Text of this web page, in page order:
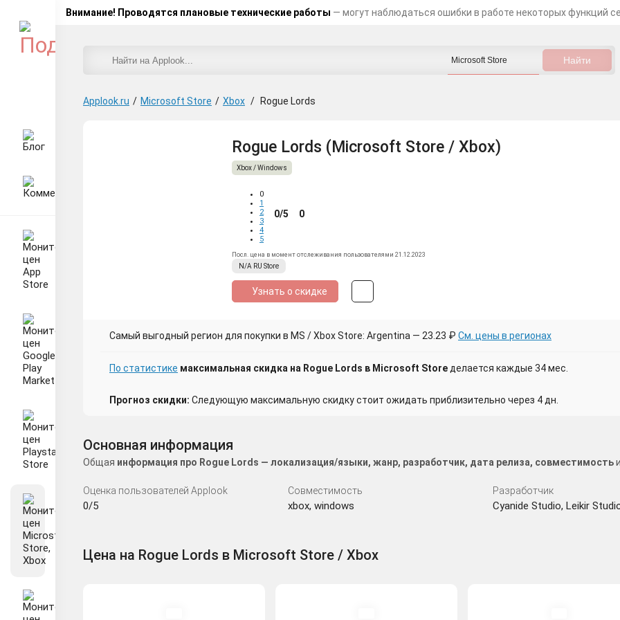
Внимание! Проводятся плановые технические работы — могут наблюдаться ошибки в работе некоторых функций
Applook.ru / Microsoft Store / Xbox / Rogue Lords
Rogue Lords (Microsoft Store / Xbox)
Xbox / Windows
0
1
2
3
4
5
0/5 0
Посл. цена в момент отслеживания пользователями 21.12.2023
N/A RU Store
Узнать о скидке
Самый выгодный регион для покупки в MS / Xbox Store: Argentina — 23.23 ₽ См. цены в регионах
По статистике максимальная скидка на Rogue Lords в Microsoft Store делается каждые 34 мес.
Прогноз скидки: Следующую максимальную скидку стоит ожидать приблизительно через 4 дн.
Основная информация
Общая информация про Rogue Lords — локализация/языки, жанр, разработчик, дата релиза, совместимость
Оценка пользователей Applook
0/5
Совместимость
xbox, windows
Разработчик
Cyanide Studio, Leikir
Цена на Rogue Lords в Microsoft Store / Xbox